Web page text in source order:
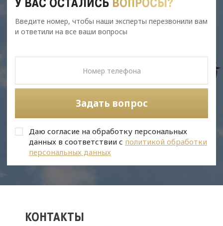
Введите номер, чтобы наши эксперты перезвонили вам
и ответили на все ваши вопросы
Задать вопрос
Даю согласие на обработку персональных
данных в соответствии с политикой обработки
персональных данных
КОНТАКТЫ